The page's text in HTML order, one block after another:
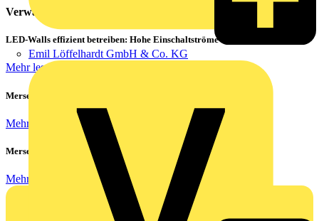
Emil Löffelhardt GmbH & Co. KG
Verwandte Inhalte
LED-Walls effizient betreiben: Hohe Einschaltströme beherrschen
Mehr lesen
Mersen Blitz Überspannungsschutz für Photovoltaik & Wohnbau
Mehr lesen
Mersen ProGrid Lastschaltleisten
Mehr lesen